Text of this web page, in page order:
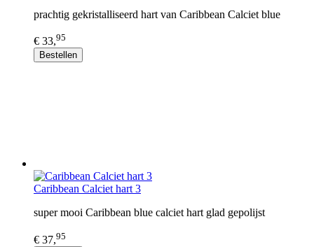
prachtig gekristalliseerd hart van Caribbean Calciet blue
€ 33,95
Bestellen
Caribbean Calciet hart 3
super mooi Caribbean blue calciet hart glad gepolijst
€ 37,95